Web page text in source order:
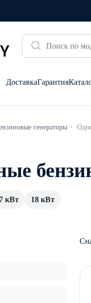
ДоставкаГарантия
генераторы
кВт 18 кВт